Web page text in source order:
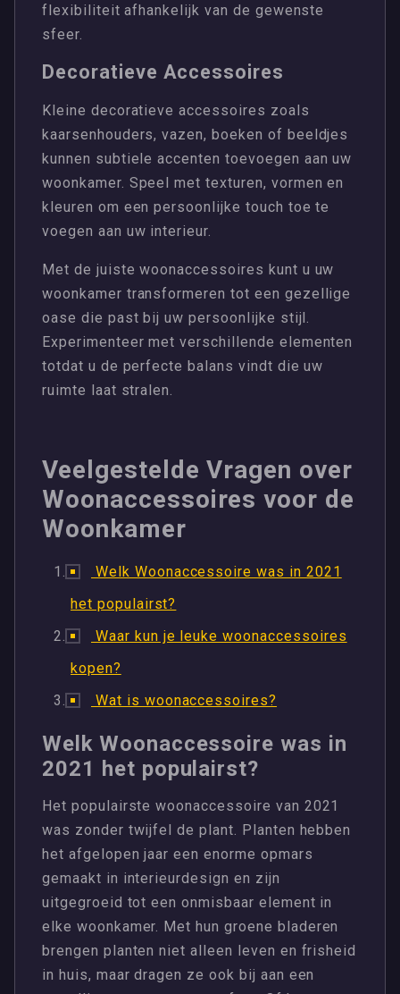
flexibiliteit afhankelijk van de gewenste
sfeer.
Decoratieve Accessoires
Kleine decoratieve accessoires zoals
kaarsenhouders, vazen, boeken of beeldjes
kunnen subtiele accenten toevoegen aan uw
woonkamer. Speel met texturen, vormen en
kleuren om een ​​persoonlijke touch toe te
voegen aan uw interieur.
Met de juiste woonaccessoires kunt u uw
woonkamer transformeren tot een gezellige
oase die past bij uw persoonlijke stijl.
Experimenteer met verschillende elementen
totdat u de perfecte balans vindt die uw
ruimte laat stralen.
Veelgestelde Vragen over
Woonaccessoires voor de
Woonkamer
Welk Woonaccessoire was in 2021
het populairst?
Waar kun je leuke woonaccessoires
kopen?
Wat is woonaccessoires?
Welk Woonaccessoire was in
2021 het populairst?
Het populairste woonaccessoire van 2021
was zonder twijfel de plant. Planten hebben
het afgelopen jaar een enorme opmars
gemaakt in interieurdesign en zijn
uitgegroeid tot een onmisbaar element in
elke woonkamer. Met hun groene bladeren
brengen planten niet alleen leven en frisheid
in huis, maar dragen ze ook bij aan een